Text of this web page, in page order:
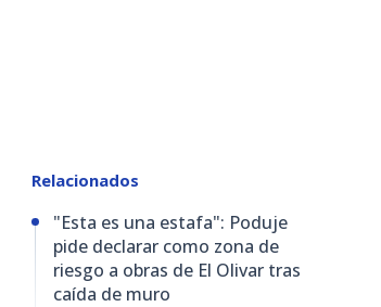
Relacionados
"Esta es una estafa": Poduje
pide declarar como zona de
riesgo a obras de El Olivar tras
caída de muro